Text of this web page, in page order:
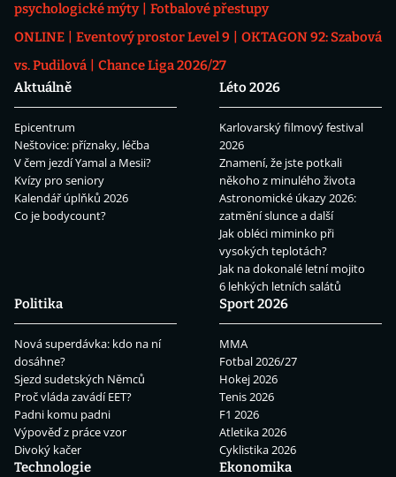
psychologické mýty
Fotbalové přestupy
ONLINE
Eventový prostor Level 9
OKTAGON 92: Szabová
vs. Pudilová
Chance Liga 2026/27
Aktuálně
Epicentrum
Neštovice: příznaky, léčba
V čem jezdí Yamal a Mesii?
Kvízy pro seniory
Kalendář úplňků 2026
Co je bodycount?
Léto 2026
Karlovarský filmový festival
2026
Znamení, že jste potkali
někoho z minulého života
Astronomické úkazy 2026:
zatmění slunce a další
Jak obléci miminko při
vysokých teplotách?
Jak na dokonalé letní mojito
6 lehkých letních salátů
Politika
Nová superdávka: kdo na ní
dosáhne?
Sjezd sudetských Němců
Proč vláda zavádí EET?
Padni komu padni
Výpověď z práce vzor
Divoký kačer
Sport 2026
MMA
Fotbal 2026/27
Hokej 2026
Tenis 2026
F1 2026
Atletika 2026
Cyklistika 2026
Technologie
Ekonomika